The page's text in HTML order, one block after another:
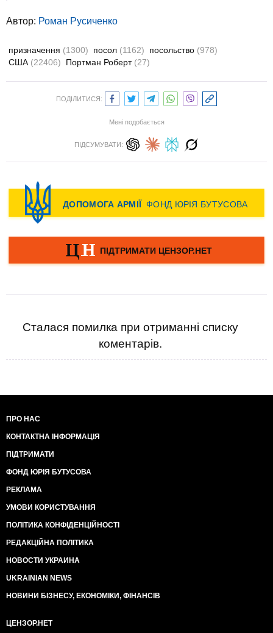
Автор: Роман Русиченко
призначення (1300) посол (1162) посольство (978)
США (22406) Портман Роберт (27)
ПОДІЛИТИСЯ:
Мені подобається
ПІДСУМУВАТИ:
Сталася помилка при отриманні списку
коментарів.
ПРО НАС
КОНТАКТНА ІНФОРМАЦІЯ
ПІДТРИМАТИ
ФОНД ЮРІЯ БУТУСОВА
РЕКЛАМА
УМОВИ КОРИСТУВАННЯ
ПОЛІТИКА КОНФІДЕНЦІЙНОСТІ
РЕДАКЦІЙНА ПОЛІТИКА
НОВОСТИ УКРАИНА
UKRAINIAN NEWS
НОВИНИ БІЗНЕСУ, ЕКОНОМІКИ, ФІНАНСІВ
ЦЕНЗОР.НЕТ